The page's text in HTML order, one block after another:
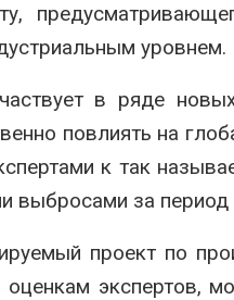
уровнем.
в ряде
повлиять на
к так
выбросами за период
проект по
экспертов,